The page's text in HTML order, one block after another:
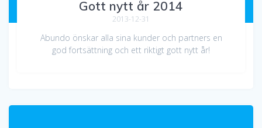
Gott nytt år 2014
2013-12-31
Abundo önskar alla sina kunder och partners en
god fortsättning och ett riktigt gott nytt år!